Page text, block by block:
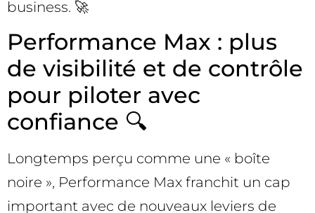
business. 🚀
Performance Max : plus
de visibilité et de contrôle
pour piloter avec
confiance 🔍
Longtemps perçu comme une « boîte
noire », Performance Max franchit un cap
important avec de nouveaux leviers de